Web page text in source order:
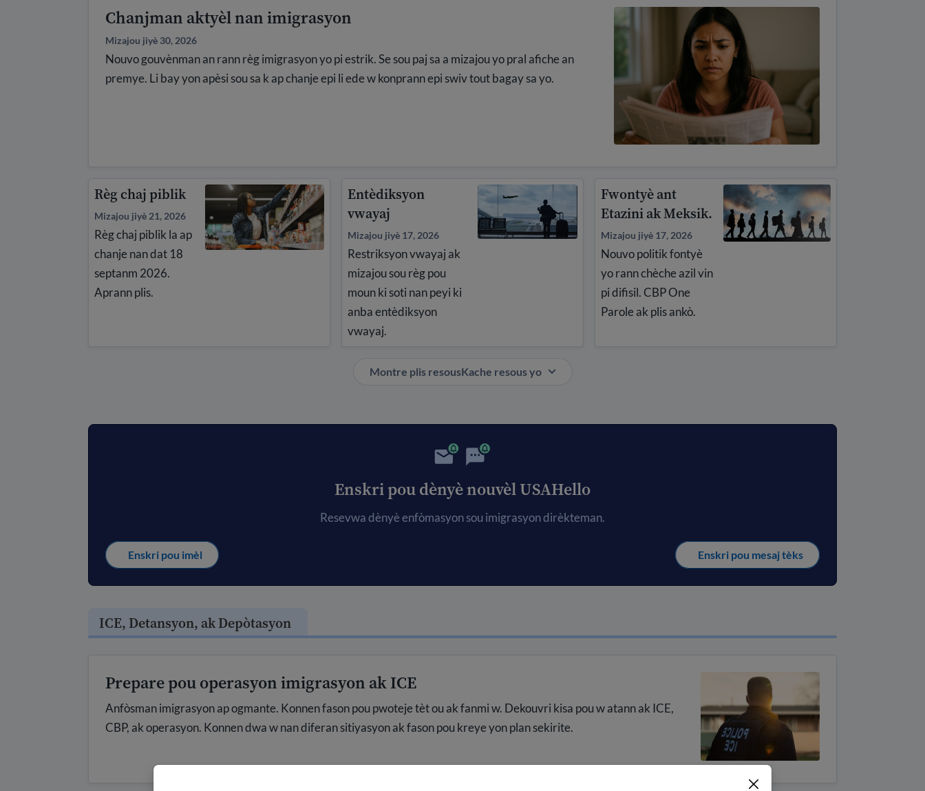
Chanjman aktyèl nan imigrasyon
Mizajou jiyè 30, 2026
Nouvo gouvènman an rann règ imigrasyon yo pi estrik. Se sou paj sa a mizajou yo pral afiche an
premye. Li bay yon apèsi sou sa k ap chanje epi li ede w konprann epi swiv tout bagay sa yo.
Règ chaj piblik
Mizajou jiyè 21, 2026
Règ chaj piblik la ap
chanje nan dat 18
septanm 2026.
Aprann plis.
Entèdiksyon
vwayaj
Mizajou jiyè 17, 2026
Restriksyon vwayaj ak
mizajou sou règ pou
moun ki soti nan peyi ki
anba entèdiksyon
vwayaj.
Fwontyè ant
Etazini ak Meksik.
Mizajou jiyè 17, 2026
Nouvo politik fontyè
yo rann chèche azil vin
pi difisil. CBP One
Parole ak plis ankò.
Montre plis resousKache resous yo
Enskri pou dènyè nouvèl USAHello
Resevwa dènyè enfòmasyon sou imigrasyon dirèkteman.
Enskri pou imèl Enskri pou mesaj tèks
ICE, Detansyon, ak Depòtasyon
Prepare pou operasyon imigrasyon ak ICE
Anfòsman imigrasyon ap ogmante. Konnen fason pou pwoteje tèt ou ak fanmi w. Dekouvri kisa pou w atann ak ICE,
CBP, ak operasyon. Konnen dwa w nan diferan sitiyasyon ak fason pou kreye yon plan sekirite.